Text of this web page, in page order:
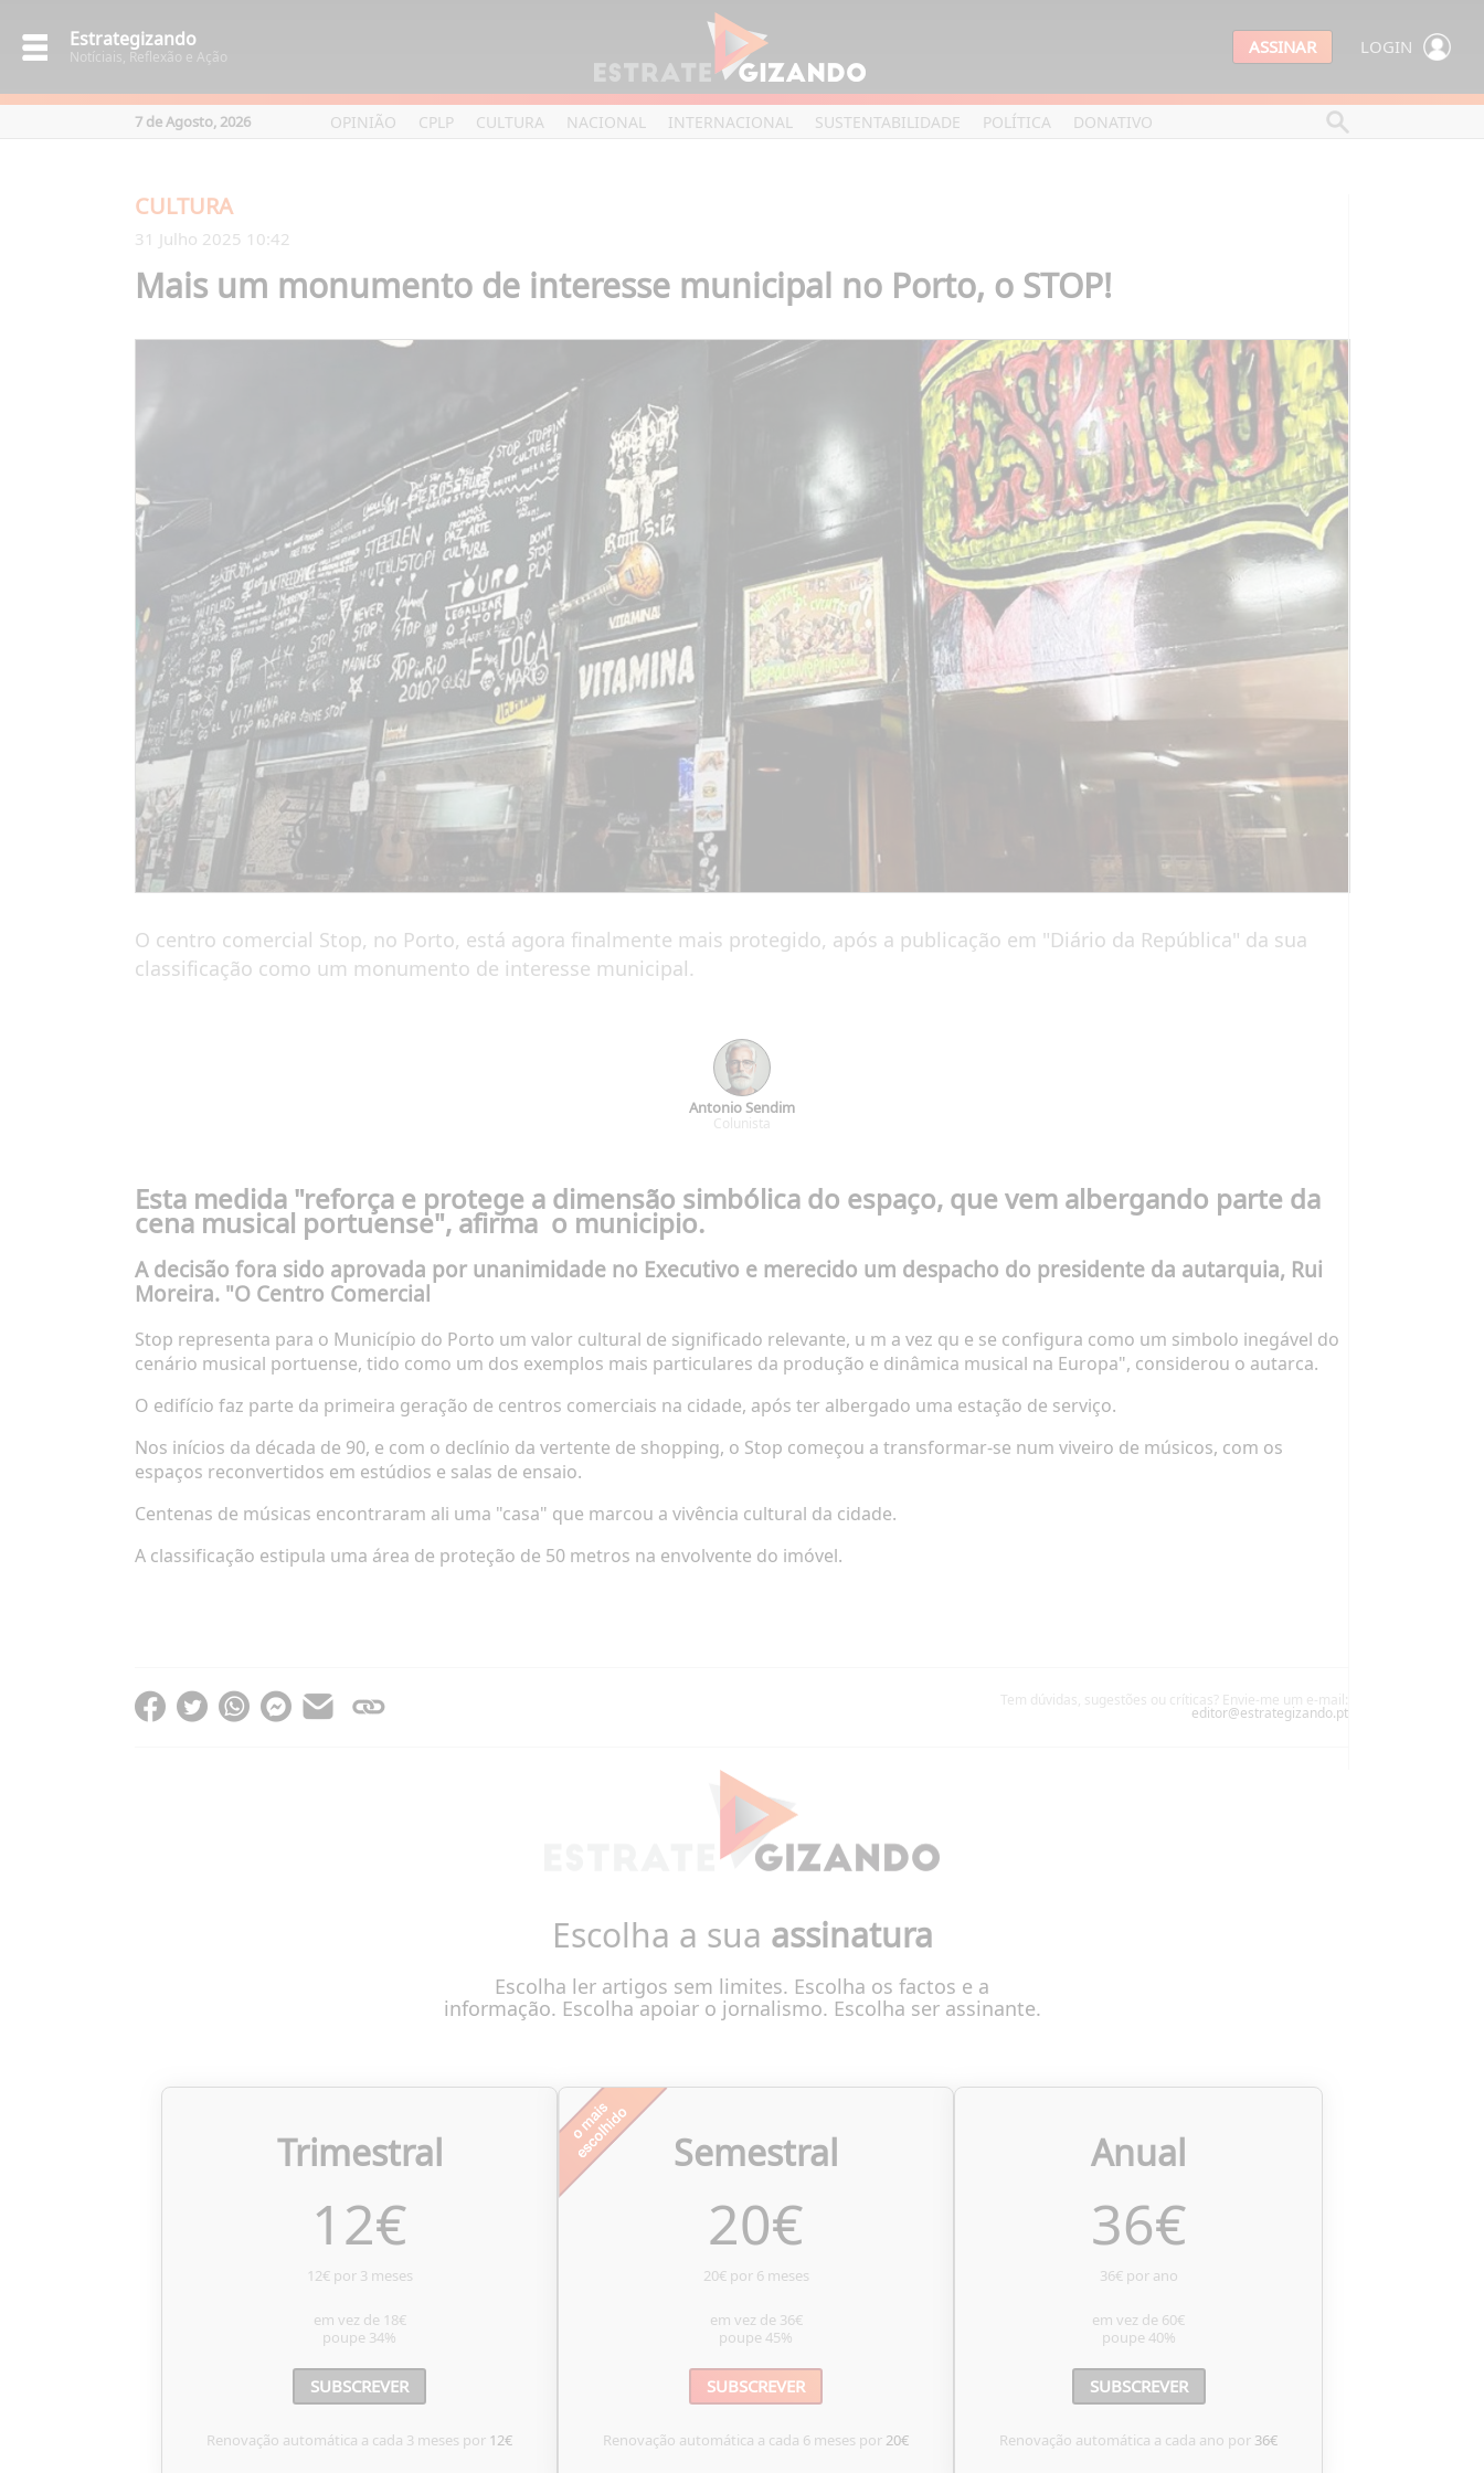
Estrategizando
Notíciais, Reflexão e Ação ASSINAR LOGIN
7 de Agosto, 2026 OPINIÃO CPLP CULTURA NACIONAL INTERNACIONAL SUSTENTABILIDADE POLÍTICA DONATIVO
CULTURA
31 Julho 2025 10:42
Mais um monumento de interesse municipal no Porto, o STOP!
O centro comercial Stop, no Porto, está agora finalmente mais protegido, após a publicação em "Diário da República" da sua
classificação como um monumento de interesse municipal.
Antonio Sendim
Colunista
Esta medida "reforça e protege a dimensão simbólica do espaço, que vem albergando parte da
cena musical portuense", afirma o municipio.
A decisão fora sido aprovada por unanimidade no Executivo e merecido um despacho do presidente da autarquia, Rui
Moreira. "O Centro Comercial
Stop representa para o Município do Porto um valor cultural de significado relevante, u m a vez qu e se configura como um simbolo inegável do
cenário musical portuense, tido como um dos exemplos mais particulares da produção e dinâmica musical na Europa", considerou o autarca.
O edifício faz parte da primeira geração de centros comerciais na cidade, após ter albergado uma estação de serviço.
Nos inícios da década de 90, e com o declínio da vertente de shopping, o Stop começou atransformar-se num viveiro de músicos, com os
espaços reconvertidos em estúdios e salas de ensaio.
Centenas de músicas encontraram ali uma "casa" que marcou a vivência cultural da cidade.
A classificação estipula uma área de proteção de 50 metros na envolvente do imóvel.
Tem dúvidas, sugestões ou críticas? Envie-me um e-mail:
editor@estrategizando.pt
Escolha a sua assinatura
Escolha ler artigos sem limites. Escolha os factos e a
informação. Escolha apoiar o jornalismo. Escolha ser assinante.
Trimestral
12€
12€ por 3 meses
em vez de 18€
poupe 34%
SUBSCREVER
Renovação automática a cada 3 meses por 12€
Semestral
20€
20€ por 6 meses
em vez de 36€
poupe45%
SUBSCREVER
Renovação automática a cada 6 meses por20€
Anual
36€
36€ por ano
em vez de 60€
poupe40%
SUBSCREVER
Renovação automática a cada ano por36€